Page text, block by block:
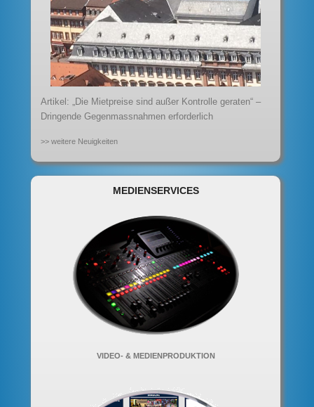
Artikel: „Die Mietpreise sind außer Kontrolle geraten“ –
Dringende Gegenmassnahmen erforderlich
>> weitere Neuigkeiten
MEDIENSERVICES
VIDEO- & MEDIENPRODUKTION